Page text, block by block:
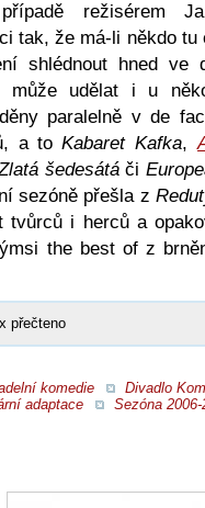
režisérem
tak, že má-li někdo tu
shlédnout hned ve
může udělat i u
paralelně v de
a toKabaret Kafka,
šedesátáči
sezóně přešla z
i herců a
the best of z
přečteno
komedie
Divadlo
adaptace
Sezóna 2006-